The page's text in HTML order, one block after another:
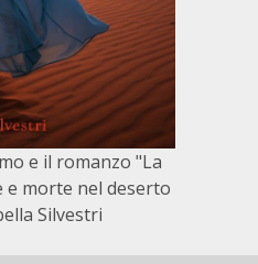
e il romanzo "La
e morte nel deserto
Silvestri